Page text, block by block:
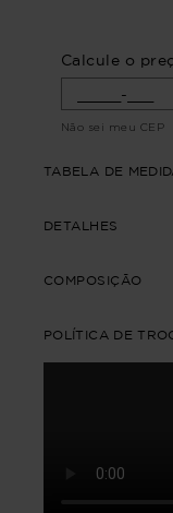
Calcule o
Não sei meu CEP
TABELA DE
DETALHES
COMPOSIÇÃO
POLÍTICA DE